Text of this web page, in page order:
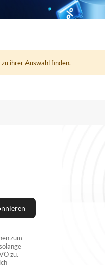
ihrer Auswahl finden.
zum
zu.